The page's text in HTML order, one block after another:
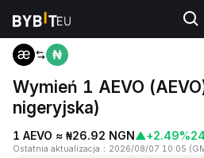
Strona główna
Wymień 1 AEVO
nigeryjska)
1 AEVO ≈ ₦26.92 NGN▲+2.49%
Ostatnia aktualizacja ： 2026/08/07 10:05 (